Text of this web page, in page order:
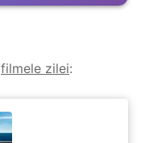
filmele zilei: